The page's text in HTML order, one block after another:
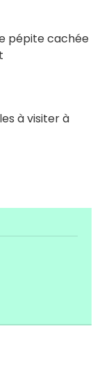
pépite cachée
à visiter à